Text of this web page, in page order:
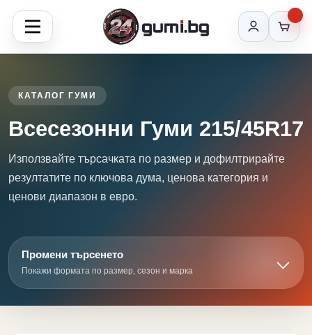
КАТАЛОГ ГУМИ
Всесезонни Гуми 215/45R17
Използвайте търсачката по размер и дофилтрирайте
резултатите по ключова дума, ценова категория и
ценови диапазон в евро.
Промени търсенето
Покажи формата по размер, сезон и марка